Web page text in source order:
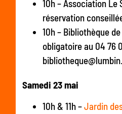
10h – Association Le
réservation
10h – Bibliothèque
obligatoire au 04 76
Samedi 23 mai
10h & 11h –Jardin